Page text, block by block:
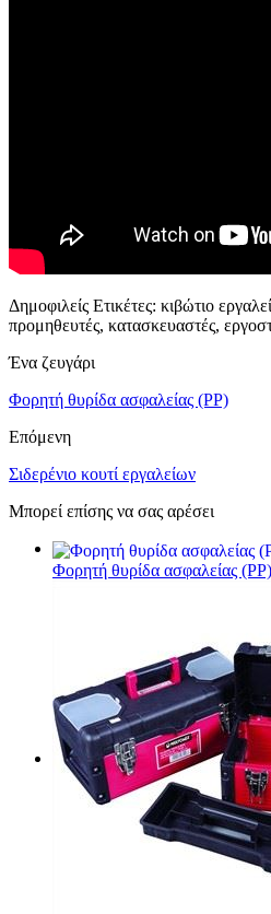
Δημοφιλείς Ετικέτες: κιβώτιο
προμηθευτές, κατασκευαστές,
Ένα ζευγάρι
Φορητή θυρίδα ασφαλείας (PP)
Επόμενη
Σιδερένιο κουτί εργαλείων
Μπορεί επίσης να σας αρέσει
Φορητή θυρίδα ασφαλείας (PP)